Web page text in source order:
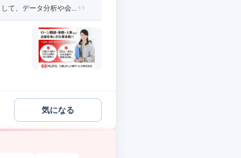
て、データ分析や会...
気になる